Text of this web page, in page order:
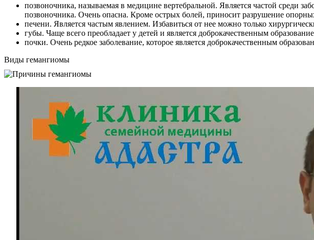
позвоночника, называемая в медицине вертебральной. Является частой среди
позвоночника. Очень опасна. Кроме острых болей, приносит разрушение
печени. Является частым явлением. Избавиться от нее можно только
губы. Чаще всего преобладает у детей и является доброкачественным
почки. Очень редкое заболевание, которое является доброкачественным
Виды гемангиомы